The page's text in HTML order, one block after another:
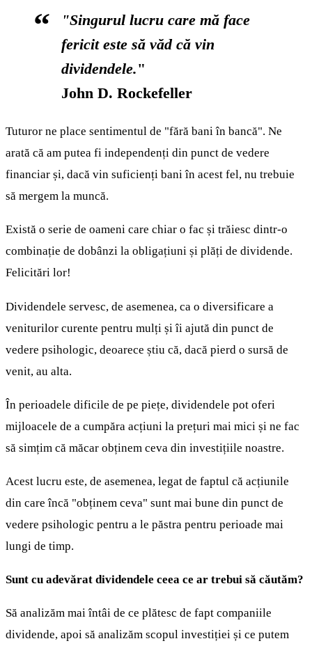
"Singurul lucru care mă face
fericit este să văd că vin
dividendele."
John D. Rockefeller
Tuturor ne place sentimentul de "fără bani în bancă". Ne
arată că am putea fi independenți din punct de vedere
financiar și, dacă vin suficienți bani în acest fel, nu trebuie
să mergem la muncă.
Există o serie de oameni care chiar o fac și trăiesc dintr-o
combinație de dobânzi la obligațiuni și plăți de dividende.
Felicitări lor!
Dividendele servesc, de asemenea, ca o diversificare a
veniturilor curente pentru mulți și îi ajută din punct de
vedere psihologic, deoarece știu că, dacă pierd o sursă de
venit, au alta.
În perioadele dificile de pe piețe, dividendele pot oferi
mijloacele de a cumpăra acțiuni la prețuri mai mici și ne fac
să simțim că măcar obținem ceva din investițiile noastre.
Acest lucru este, de asemenea, legat de faptul că acțiunile
din care încă "obținem ceva" sunt mai bune din punct de
vedere psihologic pentru a le păstra pentru perioade mai
lungi de timp.
Sunt cu adevărat dividendele ceea ce ar trebui să căutăm?
Să analizăm mai întâi de ce plătesc de fapt companiile
dividende, apoi să analizăm scopul investiției și ce putem